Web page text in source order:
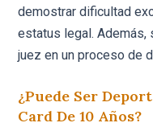
demostrar dificultad
estatus legal.
juez en un proceso de
¿Puede Ser
Card De 10 Años?